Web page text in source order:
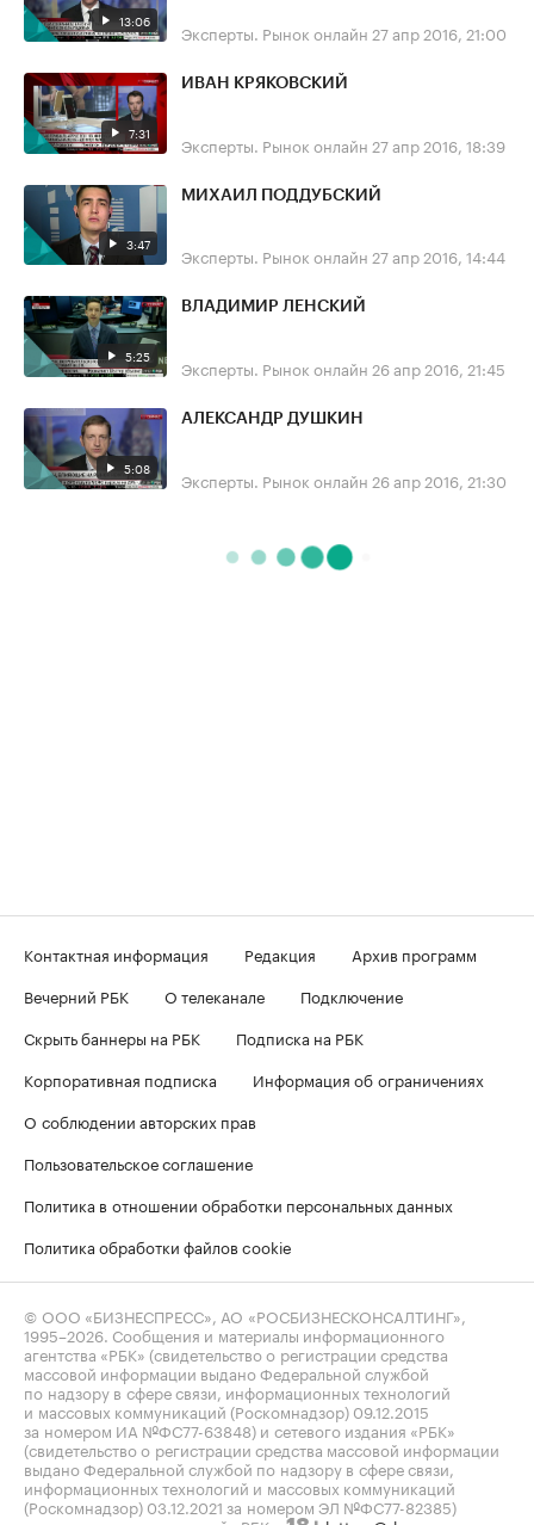
13:06 Эксперты. Рынок онлайн 27 апр 2016, 21:00
7:31
ИВАН КРЯКОВСКИЙ
Эксперты. Рынок онлайн 27 апр 2016, 18:39
3:47
МИХАИЛ ПОДДУБСКИЙ
Эксперты. Рынок онлайн 27 апр 2016, 14:44
5:25
ВЛАДИМИР ЛЕНСКИЙ
Эксперты. Рынок онлайн 26 апр 2016, 21:45
5:08
АЛЕКСАНДР ДУШКИН
Эксперты. Рынок онлайн 26 апр 2016, 21:30
Контактная информация Редакция
Архив программ
Вечерний РБК
О телеканале
Подключение
Скрыть баннеры на РБК
Подписка на РБК
Корпоративная подписка
Информация об ограничениях
О соблюдении авторских прав
Пользовательское соглашение
Политика в отношении обработки персональных данных
Политика обработки файлов cookie
© ООО «БИЗНЕСПРЕСС», АО «РОСБИЗНЕСКОНСАЛТИНГ»,
1995–2026 . Сообщения и материалы информационного
агентства «РБК» (свидетельство о регистрации средства
массовой информации выдано Федеральной службой
по надзору в сфере связи, информационных технологий
и массовых коммуникаций (Роскомнадзор) 09.12.2015
за номером ИА №ФС77-63848) и сетевого издания «РБК»
(свидетельство о регистрации средства массовой информации
выдано Федеральной службой по надзору в сфере связи,
информационных технологий и массовых коммуникаций
(Роскомнадзор) 03.12.2021 за номером ЭЛ №ФС77-82385)